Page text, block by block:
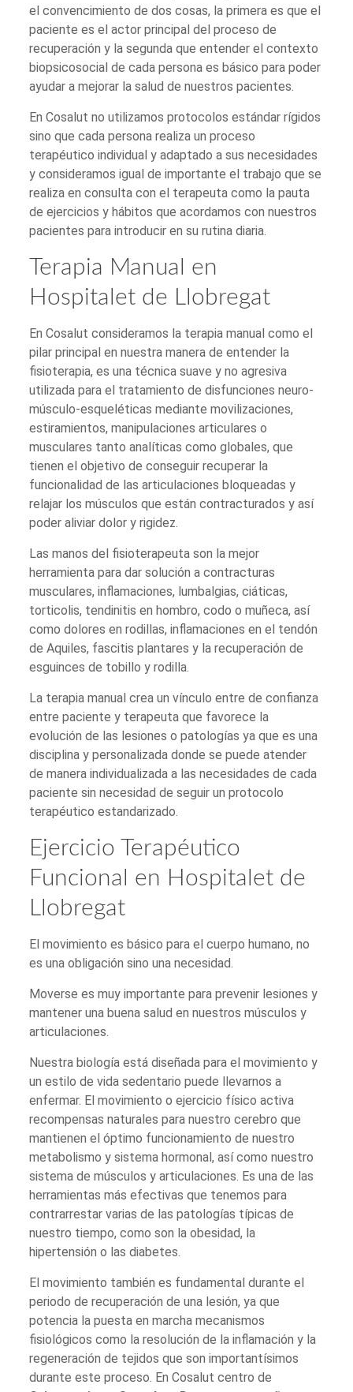
el convencimiento de dos cosas, la primera es que el
paciente es el actor principal del proceso de
recuperación y la segunda que entender el contexto
biopsicosocial de cada persona es básico para poder
ayudar a mejorar la salud de nuestros pacientes.
En Cosalut no utilizamos protocolos estándar rígidos
sino que cada persona realiza un proceso
terapéutico individual y adaptado a sus necesidades
y consideramos igual de importante el trabajo que se
realiza en consulta con el terapeuta como la pauta
de ejercicios y hábitos que acordamos con nuestros
pacientes para introducir en su rutina diaria.
Terapia Manual en
Hospitalet de Llobregat
En Cosalut consideramos la terapia manual como el
pilar principal en nuestra manera de entender la
fisioterapia, es una técnica suave y no agresiva
utilizada para el tratamiento de disfunciones neuro-
músculo-esqueléticas mediante movilizaciones,
estiramientos, manipulaciones articulares o
musculares tanto analíticas como globales, que
tienen el objetivo de conseguir recuperar la
funcionalidad de las articulaciones bloqueadas y
relajar los músculos que están contracturados y así
poder aliviar dolor y rigidez.
Las manos del fisioterapeuta son la mejor
herramienta para dar solución a contracturas
musculares, inflamaciones, lumbalgias, ciáticas,
torticolis, tendinitis en hombro, codo o muñeca, así
como dolores en rodillas, inflamaciones en el tendón
de Aquiles, fascitis plantares y la recuperación de
esguinces de tobillo y rodilla.
La terapia manual crea un vínculo entre de confianza
entre paciente y terapeuta que favorece la
evolución de las lesiones o patologías ya que es una
disciplina y personalizada donde se puede atender
de manera individualizada a las necesidades de cada
paciente sin necesidad de seguir un protocolo
terapéutico estandarizado.
Ejercicio Terapéutico
Funcional en Hospitalet de
Llobregat
El movimiento es básico para el cuerpo humano, no
es una obligación sino una necesidad.
Moverse es muy importante para prevenir lesiones y
mantener una buena salud en nuestros músculos y
articulaciones.
Nuestra biología está diseñada para el movimiento y
un estilo de vida sedentario puede llevarnos a
enfermar. El movimiento o ejercicio físico activa
recompensas naturales para nuestro cerebro que
mantienen el óptimo funcionamiento de nuestro
metabolismo y sistema hormonal, así como nuestro
sistema de músculos y articulaciones. Es una de las
herramientas más efectivas que tenemos para
contrarrestar varias de las patologías típicas de
nuestro tiempo, como son la obesidad, la
hipertensión o las diabetes.
El movimiento también es fundamental durante el
periodo de recuperación de una lesión, ya que
potencia la puesta en marcha mecanismos
fisiológicos como la resolución de la inflamación y la
regeneración de tejidos que son importantísimos
durante este proceso. En Cosalut centro de